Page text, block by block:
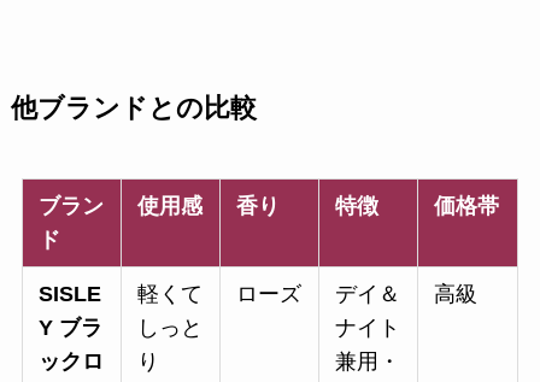
他ブランドとの比較
ブラン
ド
使用感 香り 特徴 価格帯
SISLE
Y ブラ
ックロ
軽くて
しっと
り
ローズ
デイ＆
ナイト
兼用・
高級